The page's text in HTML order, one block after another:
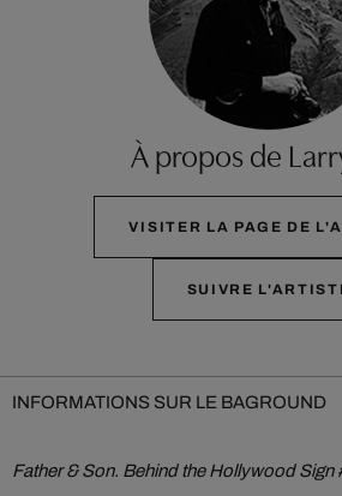
À propos de
VISITER LA PAGE DE
SUIVRE
INFORMATIONS SUR LE BAGROUND
Father & Son. Behind the Hollywood Sign